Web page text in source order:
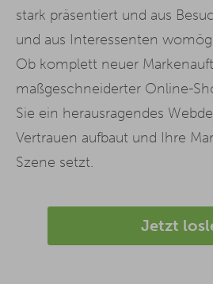
stark präsentiert und aus
und aus Interessenten
Ob komplett neuer
maßgeschneiderter Online-
Sie ein herausragendes
Vertrauen aufbaut und Ihre
Szene setzt.
Jetzt